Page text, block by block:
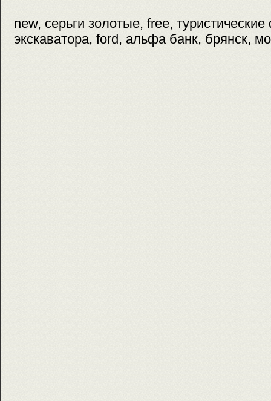
new, серьги золотые, free,
экскаватора, ford, альфа банк, брянск,